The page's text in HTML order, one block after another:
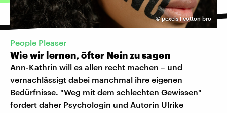
©pexels I cotton bro
People Pleaser
Wie wir lernen, öfter Nein zu sagen
Ann-Kathrin will es allen recht machen – und
vernachlässigt dabei manchmal ihre eigenen
Bedürfnisse. "Weg mit dem schlechten Gewissen"
fordert daher Psychologin und Autorin Ulrike